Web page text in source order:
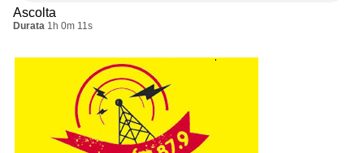
Ascolta
Durata 1h 0m 11s